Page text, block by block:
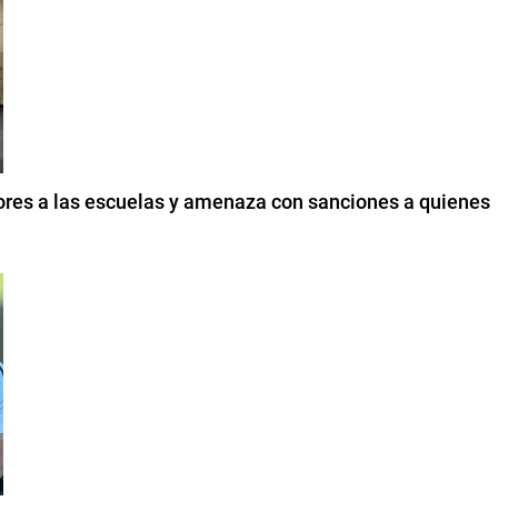
a las escuelas y amenaza con sanciones a quienes